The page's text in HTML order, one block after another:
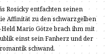
Rosicky entfachten seinen
Affinität zu den schwarzgelben
Mario Götze brach ihm mit
einst sein Fanherz und der
schwand.